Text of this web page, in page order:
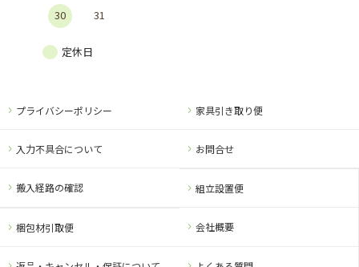
30 31
定休日
組立設置便
会社概要
梱包材引取便
プライバシーポリシー 家具引き取り便
入力不具合について お問合せ
搬入経路の確認